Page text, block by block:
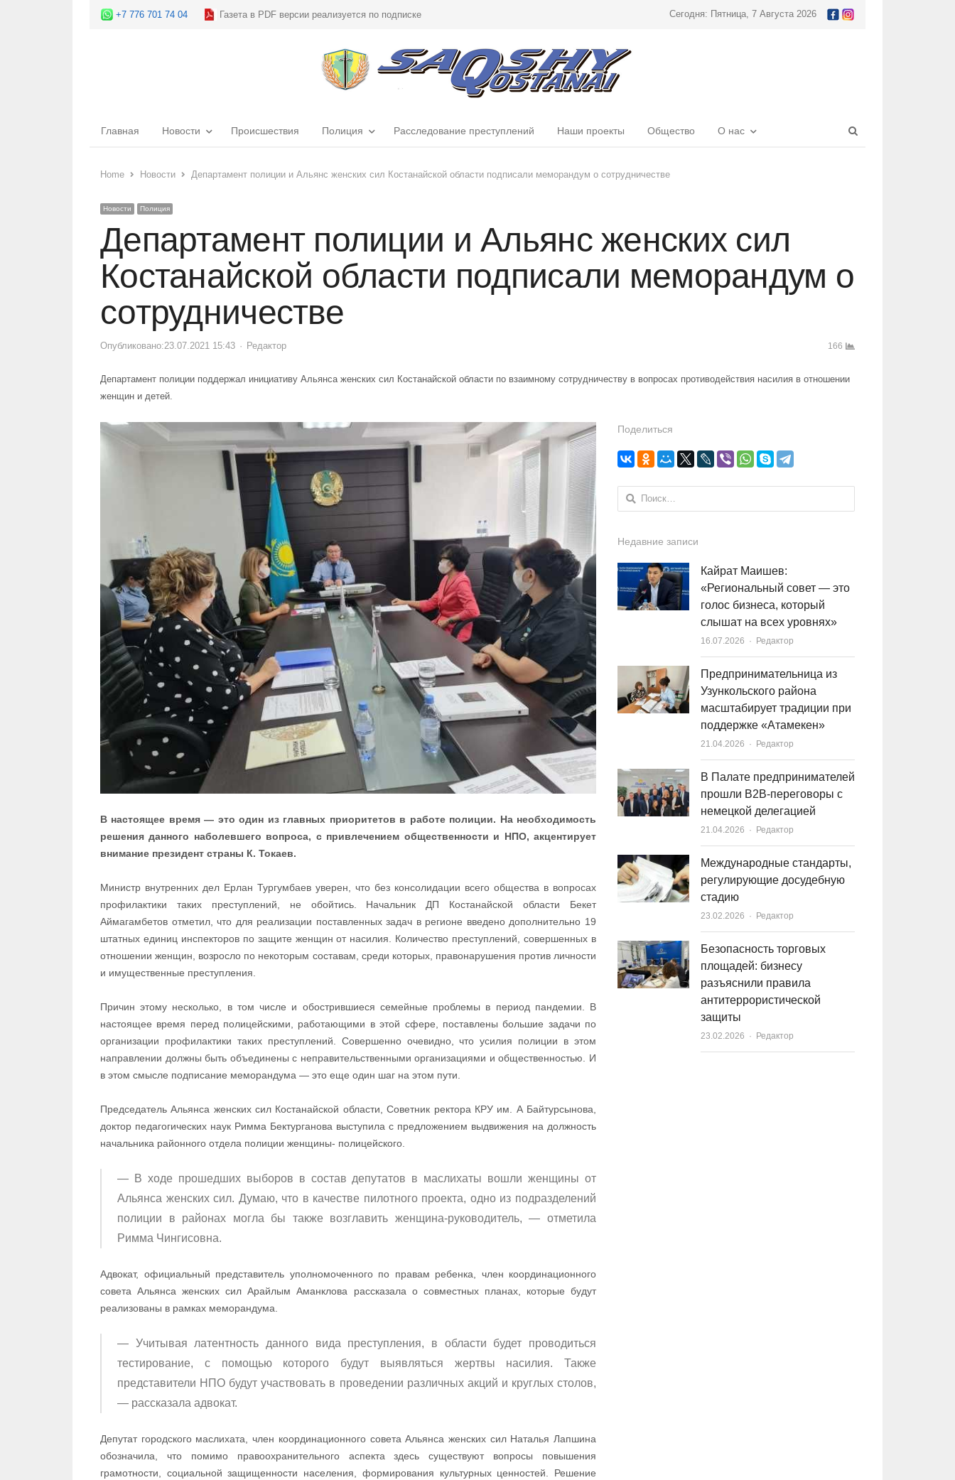
+7 776 701 74 04 Газета в PDF версии реализуется по подписке Сегодня: Пятница, 7 Августа 2026
Главная Новости Происшествия Полиция Расследование преступлений Наши проекты Общество О нас
Home
Новости Департамент полиции и Альянс женских сил Костанайской области подписали меморандум о сотрудничестве
Новости Полиция
Департамент полиции и Альянс женских сил
Костанайской области подписали меморандум о
сотрудничестве
Опубликовано:23.07.2021 15:43 Author
Редактор 166
Департамент полиции поддержал инициативу Альянса женских сил Костанайской области по взаимному сотрудничеству в вопросах противодействия насилия в отношении
женщин и детей.
В настоящее время — это один из главных приоритетов в работе полиции. На необходимость
решения данного наболевшего вопроса, с привлечением общественности и НПО, акцентирует
внимание президент страны К. Токаев.
Министр внутренних дел Ерлан Тургумбаев уверен, что без консолидации всего общества в вопросах
профилактики таких преступлений, не обойтись. Начальник ДП Костанайской области Бекет
Аймагамбетов отметил, что для реализации поставленных задач в регионе введено дополнительно 19
штатных единиц инспекторов по защите женщин от насилия. Количество преступлений, совершенных в
отношении женщин, возросло по некоторым составам, среди которых, правонарушения против личности
и имущественные преступления.
Причин этому несколько, в том числе и обострившиеся семейные проблемы в период пандемии. В
настоящее время перед полицейскими, работающими в этой сфере, поставлены большие задачи по
организации профилактики таких преступлений. Совершенно очевидно, что усилия полиции в этом
направлении должны быть объединены с неправительственными организациями и общественностью. И
в этом смысле подписание меморандума — это еще один шаг на этом пути.
Председатель Альянса женских сил Костанайской области, Советник ректора КРУ им. А Байтурсынова,
доктор педагогических наук Римма Бектурганова выступила с предложением выдвижения на должность
начальника районного отдела полиции женщины- полицейского.
— В ходе прошедших выборов в состав депутатов в маслихаты вошли женщины от
Альянса женских сил. Думаю, что в качестве пилотного проекта, одно из подразделений
полиции в районах могла бы также возглавить женщина-руководитель, — отметила
Римма Чингисовна.
Адвокат, официальный представитель уполномоченного по правам ребенка, член координационного
совета Альянса женских сил Арайлым Аманклова рассказала о совместных планах, которые будут
реализованы в рамках меморандума.
— Учитывая латентность данного вида преступления, в области будет проводиться
тестирование, с помощью которого будут выявляться жертвы насилия. Также
представители НПО будут участвовать в проведении различных акций и круглых столов,
— рассказала адвокат.
Депутат городского маслихата, член координационного совета Альянса женских сил Наталья Лапшина
обозначила, что помимо правоохранительного аспекта здесь существуют вопросы повышения
грамотности, социальной защищенности населения, формирования культурных ценностей. Решение
Поделиться
Найти:
Недавние записи
Кайрат Маишев:
«Региональный совет — это
голос бизнеса, который
слышат на всех уровнях»
16.07.2026 Author
Редактор
Предпринимательница из
Узункольского района
масштабирует традиции при
поддержке «Атамекен»
21.04.2026 Author
Редактор
В Палате предпринимателей
прошли B2B-переговоры с
немецкой делегацией
21.04.2026 Author
Редактор
Международные стандарты,
регулирующие досудебную
стадию
23.02.2026 Author
Редактор
Безопасность торговых
площадей: бизнесу
разъяснили правила
антитеррористической
защиты
23.02.2026 Author
Редактор